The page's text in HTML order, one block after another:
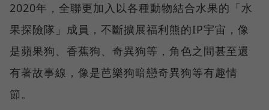
2020年，全聯更加入以各種動物結合水果的「水
果探險隊」成員，不斷擴展福利熊的IP宇宙，像
是蘋果狗、香蕉狗、奇異狗等，角色之間甚至還
有著故事線，像是芭樂狗暗戀奇異狗等有趣情
節。